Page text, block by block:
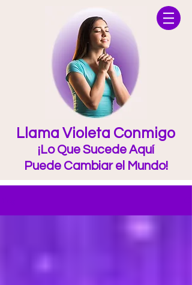
Llama Violeta Conmigo
¡Lo Que Sucede Aquí
Puede Cambiar el Mundo!